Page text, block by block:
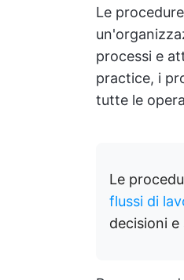
Le
processi e
practice, i
tutte le
Le
flussi di
decisioni